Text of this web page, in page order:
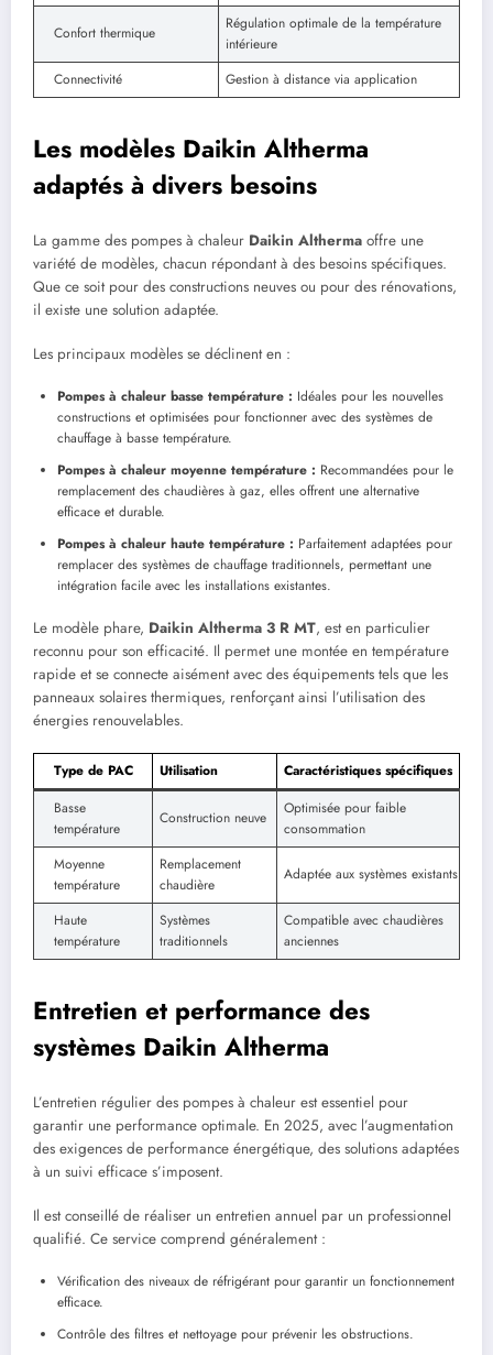
Confort thermique
Régulation optimale de la température
intérieure
Connectivité
Gestion à distance via application
Les modèles Daikin Altherma
adaptés à divers besoins
La gamme des pompes à chaleur Daikin Altherma offre une
variété de modèles, chacun répondant à des besoins spécifiques.
Que ce soit pour des constructions neuves ou pour des rénovations,
il existe une solution adaptée.
Les principaux modèles se déclinent en :
Pompes à chaleur basse température : Idéales pour les nouvelles
constructions et optimisées pour fonctionner avec des systèmes de
chauffage à basse température.
Pompes à chaleur moyenne température : Recommandées pour le
remplacement des chaudières à gaz, elles offrent une alternative
efficace et durable.
Pompes à chaleur haute température : Parfaitement adaptées pour
remplacer des systèmes de chauffage traditionnels, permettant une
intégration facile avec les installations existantes.
Le modèle phare, Daikin Altherma 3 R MT, est en particulier
reconnu pour son efficacité. Il permet une montée en température
rapide et se connecte aisément avec des équipements tels que les
panneaux solaires thermiques, renforçant ainsi l’utilisation des
énergies renouvelables.
Type de PAC Utilisation
Caractéristiques spécifiques
Basse
température
Construction neuve
Optimisée pour faible
consommation
Moyenne
température
Remplacement
chaudière
Adaptée aux systèmes existants
Haute
température
Systèmes
traditionnels
Compatible avec chaudières
anciennes
Entretien et performance des
systèmes Daikin Altherma
L’entretien régulier des pompes à chaleur est essentiel pour
garantir une performance optimale. En 2025, avec l’augmentation
des exigences de performance énergétique, des solutions adaptées
à un suivi efficace s’imposent.
Il est conseillé de réaliser un entretien annuel par un professionnel
qualifié. Ce service comprend généralement :
Vérification des niveaux de réfrigérant pour garantir un fonctionnement
efficace.
Contrôle des filtres et nettoyage pour prévenir les obstructions.